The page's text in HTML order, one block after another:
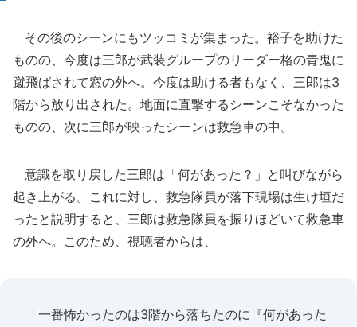
その後のシーンにもツッコミが集まった。裕子を助けた
ものの、今度は三郎が武装グループのリーダー格の青鬼に
蹴飛ばされて窓の外へ。今度は助ける者もなく、三郎は3
階から放り出された。地面に直撃するシーンこそなかった
ものの、次に三郎が映ったシーンは救急車の中。
意識を取り戻した三郎は「何があった？」と叫びながら
起き上がる。これに対し、救急隊員が落下現場は生け垣だ
ったと説明すると、三郎は救急隊員を振りほどいて救急車
の外へ。このため、視聴者からは、
「一番怖かったのは3階から落ちたのに『何があった